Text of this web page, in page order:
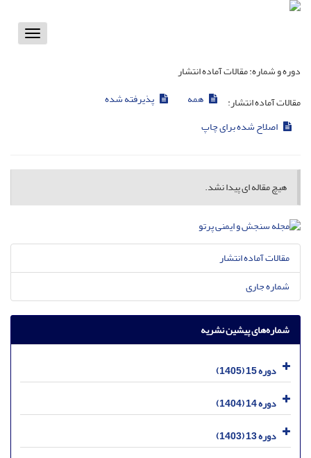
Toggle
دوره و شماره:مقالات آماده انتشار
مقالات آماده انتشار:
همه
پذیرفته شده
اصلاح شده برای چاپ
هیچ مقاله ای پیدا نشد.
مقالات آماده انتشار
شماره جاری
شماره‌های پیشین نشریه
دوره 15 (1405)
دوره 14 (1404)
دوره 13 (1403)